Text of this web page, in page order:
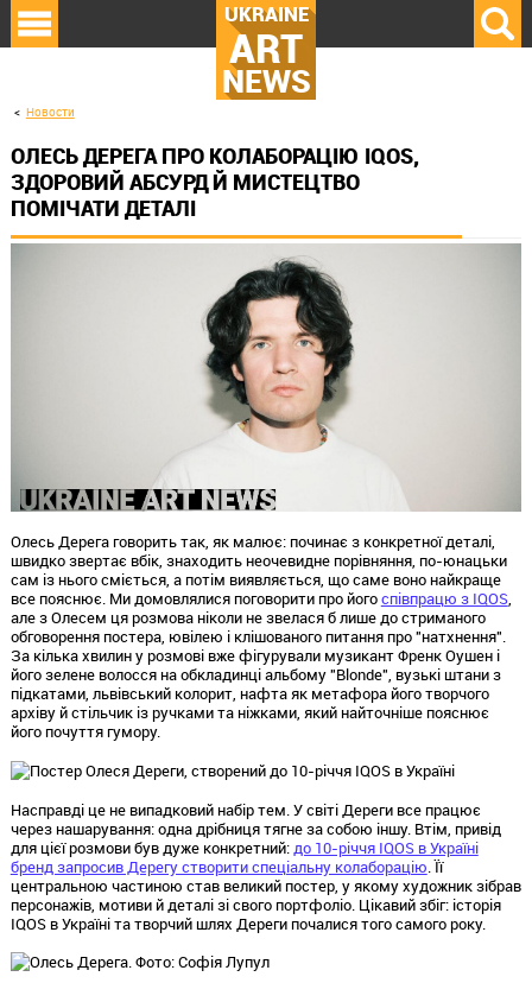
UKRAINE
ART
NEWS
Новости
ОЛЕСЬ ДЕРЕГА ПРО КОЛАБОРАЦІЮ IQOS,
ЗДОРОВИЙ АБСУРД Й МИСТЕЦТВО
ПОМІЧАТИ ДЕТАЛІ
Олесь Дерега говорить так, як малює: починає з конкретної деталі,
швидко звертає вбік, знаходить неочевидне порівняння, по-юнацьки
сам із нього сміється, а потім виявляється, що саме воно найкраще
все пояснює. Ми домовлялися поговорити про йогоспівпрацю з IQOS,
але з Олесем ця розмова ніколи не звелася б лише до стриманого
обговорення постера, ювілею і клішованого питання про "натхнення".
За кілька хвилин у розмові вже фігурували музикант Френк Оушен і
його зелене волосся на обкладинці альбому "Blonde", вузькі штани з
підкатами, львівський колорит, нафта як метафора його творчого
архіву й стільчик із ручками та ніжками, який найточніше пояснює
його почуття гумору.
Насправді це не випадковий набір тем. У світі Дереги все працює
через нашарування: одна дрібниця тягне за собою іншу. Втім, привід
для цієї розмови був дуже конкретний: до 10-річчя IQOS в Україні
бренд запросив Дерегу створити спеціальну колаборацію . Її
центральною частиною став великий постер, у якому художник зібрав
персонажів, мотиви й деталі зі свого портфоліо. Цікавий збіг: історія
IQOS в Україні та творчий шлях Дереги почалися того самого року.